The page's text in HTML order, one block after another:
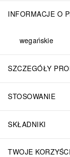
INFORMACJE O
wegańskie
SZCZEGÓŁY
STOSOWANIE
SKŁADNIKI
TWOJE KORZYŚCI